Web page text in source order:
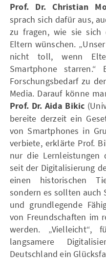
Prof. Dr. Christian
sprach sich dafür aus,
zu fragen, wie sie sich
Eltern wünschen.
nicht toll, wenn
Smartphone
Forschungsbedarf zu
Media. Darauf könne
Prof. Dr. Aida Bikic
bereite derzeit ein
von Smartphones in
verbiete, erklärte Prof.
nur die Lernleistungen
seit der Digitalisierung
einen historischen
sondern es sollten auch
und grundlegende
von Freundschaften im
werden.
langsamere
Deutschland ein